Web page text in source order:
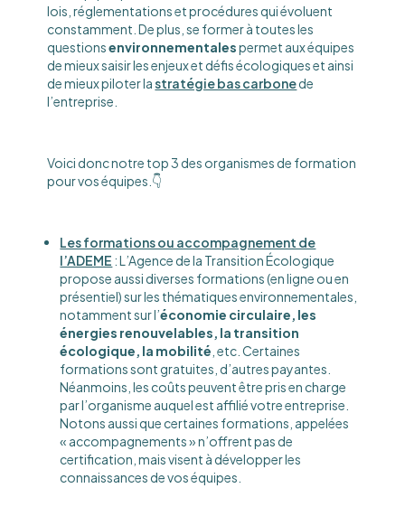
lois, réglementations et procédures qui évoluent
constamment. De plus, se former à toutes les
questionsenvironnementalespermet aux équipes
de mieux saisir les enjeux et défis écologiques et ainsi
de mieux piloter lastratégie bas carbonede
l’entreprise.
Voici donc notre top 3 des organismes de formation
pour vos équipes.👇
Les formations ou accompagnement de
l’ADEME : L’Agence de la Transition Écologique
propose aussi diverses formations (en ligne ou en
présentiel) sur les thématiques environnementales,
notamment sur l’économie circulaire, les
énergies renouvelables, la transition
écologique, la mobilité , etc. Certaines
formations sont gratuites, d’autres payantes.
Néanmoins, les coûts peuvent être pris en charge
par l’organisme auquel est affilié votre entreprise.
Notons aussi que certaines formations, appelées
« accompagnements » n’offrent pas de
certification, mais visent à développer les
connaissances de vos équipes.